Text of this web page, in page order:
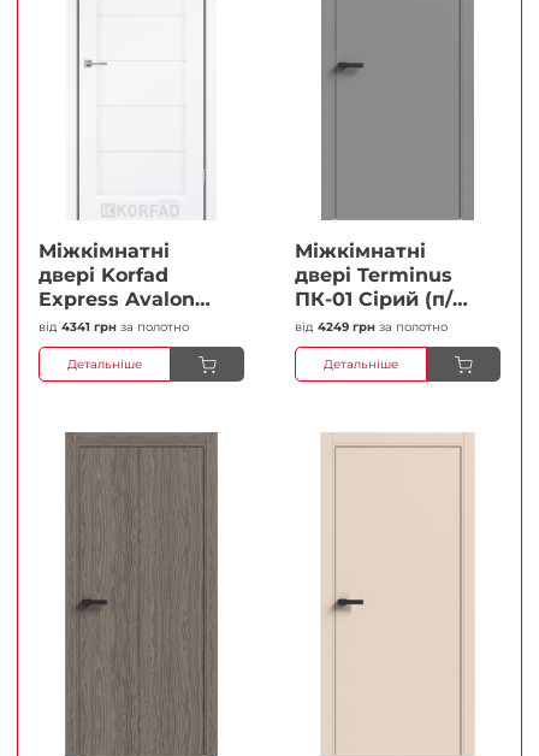
Міжкімнатні
двері Korfad
Express Avalon
Білий мат
Кристал
Антискретч
від 4341 грн за полотно
Детальніше
Міжкімнатні
двері Terminus
ПК-01 Сірий (п/п)
Глухі Плівка
від 4249 грн за полотно
Детальніше